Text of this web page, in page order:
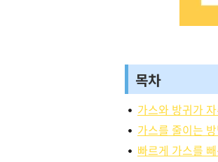
목차
가스와 방귀가
가스를 줄이는
빠르게 가스를